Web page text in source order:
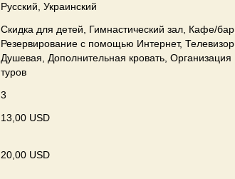
Русский, Украинский
Скидка для детей, Гимнастический зал, Кафе/бар,
Резервирование с помощью Интернет, Телевизор,
Душевая, Дополнительная кровать, Организация
туров
3
13,00 USD
20,00 USD